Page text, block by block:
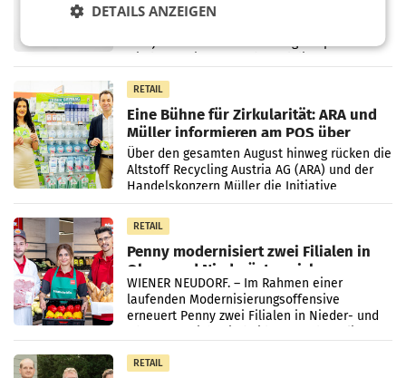
UNTERFÖHRING/MAILAND/AMSTERDAM. Der
RETAIL
Eine Bühne für Zirkularität: ARA und
Müller informieren am POS über
Kreislauffähigkeit
Über den gesamten August hinweg rücken die
Altstoff Recycling Austria AG (ARA) und der
Handelskonzern Müller die Initiative
„Kreislauf-Helden“ in allen österreichischen
Müller-Filialen
RETAIL
Penny modernisiert zwei Filialen in
Ober- und Niederösterreich
WIENER NEUDORF. – Im Rahmen einer
laufenden Modernisierungsoffensive
erneuert Penny zwei Filialen in Nieder- und
RETAIL
DETAILS ANZEIGEN